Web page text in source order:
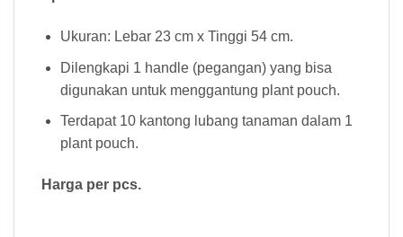
Ukuran: Lebar 23 cm x Tinggi 54 cm.
Dilengkapi 1 handle (pegangan) yang bisa
digunakan untuk menggantung plant pouch.
Terdapat 10 kantong lubang tanaman dalam 1
plant pouch.
Harga per pcs.